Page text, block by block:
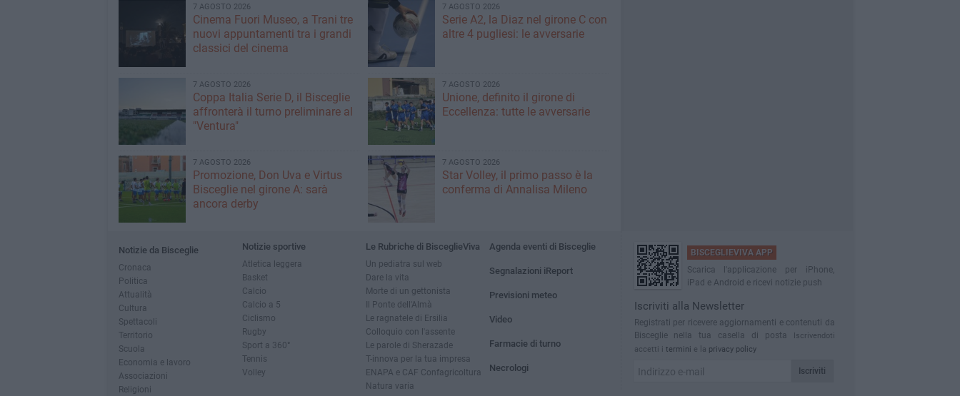
7 AGOSTO 2026
Cinema Fuori Museo, a Trani tre
nuovi appuntamenti tra i grandi
classici del cinema
7 AGOSTO 2026
Serie A2, la Diaz nel girone C con
altre 4 pugliesi: le avversarie
7 AGOSTO 2026
Coppa Italia Serie D, il Bisceglie
affronterà il turno preliminare al
"Ventura"
7 AGOSTO 2026
Unione, definito il girone di
Eccellenza: tutte le avversarie
7 AGOSTO 2026
Promozione, Don Uva e Virtus
Bisceglie nel girone A: sarà
ancora derby
7 AGOSTO 2026
Star Volley, il primo passo è la
conferma di Annalisa Mileno
Notizie da Bisceglie
Cronaca
Politica
Attualità
Cultura
Spettacoli
Territorio
Scuola
Economia e lavoro
Associazioni
Religioni
Notizie sportive
Atletica leggera
Basket
Calcio
Calcio a 5
Ciclismo
Rugby
Sport a 360°
Tennis
Volley
Le Rubriche di BisceglieViva
Un pediatra sul web
Dare la vita
Morte di un gettonista
Il Ponte dell'Almà
Le ragnatele di Ersilia
Colloquio con l'assente
Le parole di Sherazade
T-innova per la tua impresa
ENAPA e CAF Confagricoltura
Natura varia
Agenda eventi di Bisceglie
Segnalazioni iReport
Previsioni meteo
Video
Farmacie di turno
Necrologi
BISCEGLIEVIVA APP
Scarica l'applicazione per iPhone,
iPad e Android e ricevi notizie push
Iscriviti alla Newsletter
Registrati per ricevere aggiornamenti e contenuti da
Bisceglie nella tua casella di posta
Iscrivendoti
accetti i termini e la privacy policy
Iscriviti